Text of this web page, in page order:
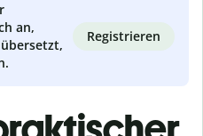
an,
Registrieren